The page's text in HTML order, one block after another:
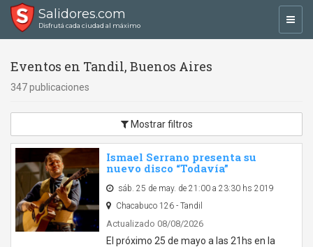
Salidores.com
Disfrutá cada ciudad al máximo
Eventos en Tandil, Buenos Aires
347 publicaciones
Mostrar filtros
Ismael Serrano presenta su
nuevo disco “Todavía”
sáb. 25 de may. de 21:00 a 23:30 hs 2019
Chacabuco 126 - Tandil
Actualizado 08/08/2026
El próximo 25 de mayo a las 21hs en la